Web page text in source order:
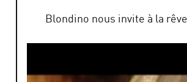
Blondino nous invite à la